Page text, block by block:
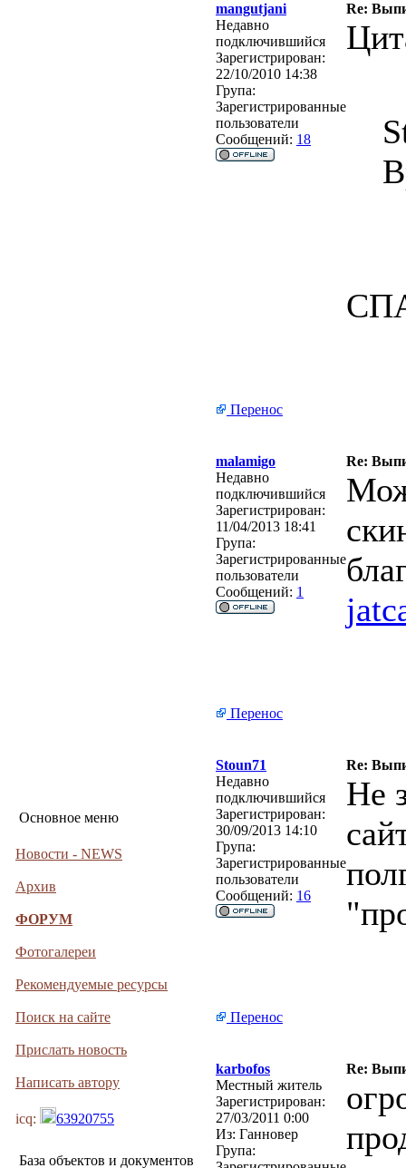
Основное меню
Новости - NEWS
Архив
ФОРУМ
Фотогалереи
Рекомендуемые ресурсы
Поиск на сайте
Прислать новость
Написать автору
icq: 63920755
База объектов и документов
mangutjani
Re:
Недавно
подключившийся
Зарегистрирован:
22/10/2010 14:38
Група:
Зарегистрированные
пользователи
Сообщений: 18
Перенос
malamigo
Re:
Недавно
подключившийся
Зарегистрирован:
11/04/2013 18:41
Група:
Зарегистрированные
пользователи
Сообщений: 1
Перенос
Stoun71
Re:
Недавно
подключившийся
Зарегистрирован:
30/09/2013 14:10
Група:
Зарегистрированные
пользователи
Сообщений: 16
Не
Перенос
karbofos
Re:
Местный житель
Зарегистрирован:
27/03/2011 0:00
Из: Ганновер
Група: